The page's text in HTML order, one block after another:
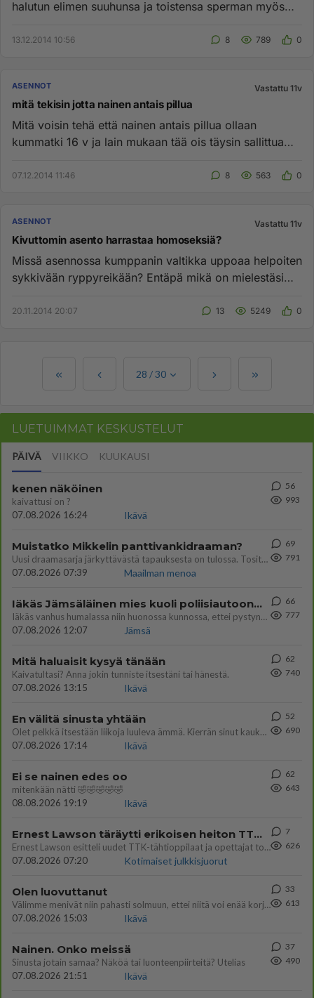
halutun elimen suuhunsa ja toistensa sperman myös
13.12.2014 10:56 8 789 0
ASENNOT Vastattu 11v
mitä tekisin jotta nainen antais pillua
Mitä voisin tehä että nainen antais pillua ollaan
kummatki 16 v ja lain mukaan tää ois täysin sallittua
07.12.2014 11:46 8 563 0
ASENNOT Vastattu 11v
Kivuttomin asento harrastaa homoseksiä?
Missä asennossa kumppanin valtikka uppoaa helpoiten
sykkivään ryppyreikään? Entäpä mikä on mielestäsi
20.11.2014 20:07 13 5249 0
28 /30
LUETUIMMAT KESKUSTELUT
PÄIVÄ VIIKKO KUUKAUSI
kenen näköinen
kaivattusi on ?
07.08.2026 16:24
Ikävä
56
993
Muistatko Mikkelin panttivankidraaman?
Uusi draamasarja järkyttävästä tapauksesta on tulossa. Tositapahtumiin perustuva sarja ammentaa vuoden 1986 Mikkelin pan
07.08.2026 07:39
Maailman menoa
69
791
Iäkäs Jämsäläinen mies kuoli poliisiautoon matkalla Jyväskylän putkaan
Iäkäs vanhus humalassa niin huonossa kunnossa, ettei pystynyt huolehtimaan itsestään niin ainoa apu sillä hetkellä oli
07.08.2026 12:07
Jämsä
66
777
Mitä haluaisit kysyä tänään
Kaivatultasi? Anna jokin tunniste itsestäni tai hänestä.
07.08.2026 13:15
Ikävä
62
740
En välitä sinusta yhtään
Olet pelkkä itsestään liikoja luuleva ämmä. Kierrän sinut kaukaa nyt ja aina. Olit mulle pelkkä lelu vaan.
07.08.2026 17:14
Ikävä
52
690
Ei se nainen edes oo
mitenkään nätti 🤣🤣🤣🤣🤣
08.08.2026 19:19
Ikävä
62
643
Ernest Lawson täräytti erikoisen heiton TTK-lehdistötilaisuudessa: " Onko tässä tarkoituksena...?"
Ernest Lawson esitteli uudet TTK-tähtioppilaat ja opettajat torstaina 6.8. lehdistölle. Tulevalla kaudella on yksi hausk
07.08.2026 07:20
Kotimaiset julkkisjuorut
7
626
Olen luovuttanut
Välimme menivät niin pahasti solmuun, ettei niitä voi enää korjata. On aika jatkaa elämässä eteenpäin. Toivon sulle kaik
07.08.2026 15:03
Ikävä
33
613
Nainen. Onko meissä
Sinusta jotain samaa? Näköä tai luonteenpiirteitä? Utelias
07.08.2026 21:51
Ikävä
37
490